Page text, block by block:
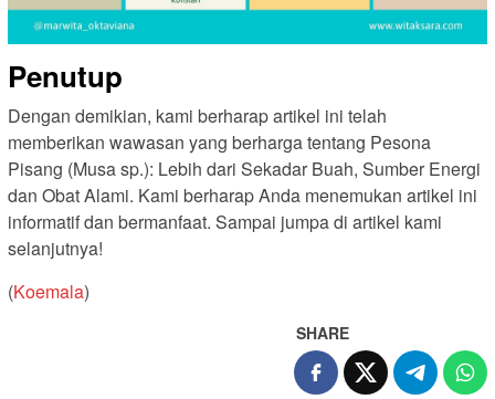
Penutup
Dengan demikian, kami berharap artikel ini telah
memberikan wawasan yang berharga tentang Pesona
Pisang (Musa sp.): Lebih dari Sekadar Buah, Sumber Energi
dan Obat Alami. Kami berharap Anda menemukan artikel ini
informatif dan bermanfaat. Sampai jumpa di artikel kami
selanjutnya!
(Koemala)
SHARE